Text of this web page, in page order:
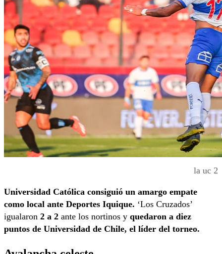
la uc 2
Universidad Católica consiguió un amargo empate
como local ante Deportes Iquique. ‘Los Cruzados’
igualaron 2 a 2 ante los nortinos y quedaron a diez
puntos de Universidad de Chile, el líder del torneo.